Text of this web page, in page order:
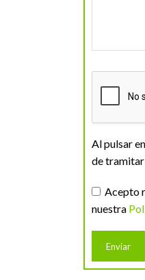
Al pulsar
de tramitar
Acepto
nuestra